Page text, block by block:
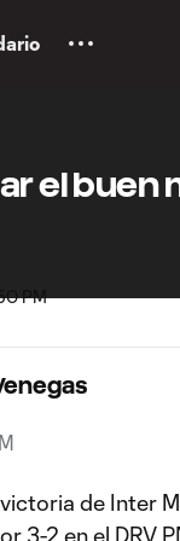
el
de Inter
3-2 en el DRV